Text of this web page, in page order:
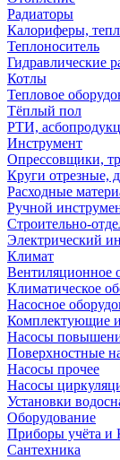
Радиаторы
Калориферы,
Теплоноситель
Гидравлические
Котлы
Тепловое
Тёплый пол
РТИ,
Инструмент
Опрессовщики,
Круги отрезные,
Расходные
Ручной
Строительно-
Электрический
Климат
Вентиляционное
Климатическое
Насосное
Комплектующие и
Насосы
Поверхностные
Насосы прочее
Насосы
Установки
Оборудование
Приборы учёта
Сантехника